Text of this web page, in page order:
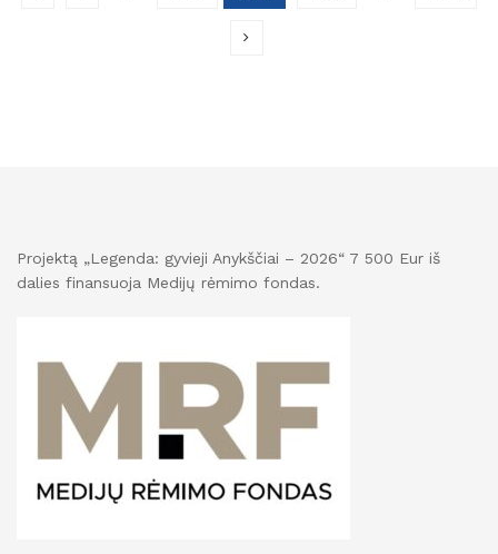
Projektą „Legenda: gyvieji Anykščiai – 2026“ 7 500 Eur iš
dalies finansuoja Medijų rėmimo fondas.